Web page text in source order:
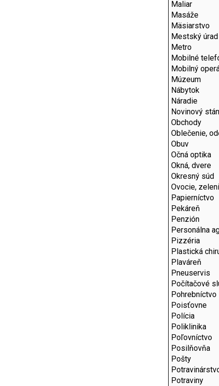
Maliar
Masáže
Mäsiarstvo
Mestský úrad
Metro
Mobilné
Mobilný
Múzeum
Nábytok
Náradie
Novinový
Obchody
Oblečenie,
Obuv
Očná optika
Okná, dvere
Okresný súd
Ovocie,
Papierníctvo
Pekáreň
Penzión
Personálna
Pizzéria
Plastická
Plaváreň
Pneuservis
Počítačové
Pohrebníctvo
Poisťovne
Polícia
Poliklinika
Poľovníctvo
Posilňovňa
Pošty
Potraviny